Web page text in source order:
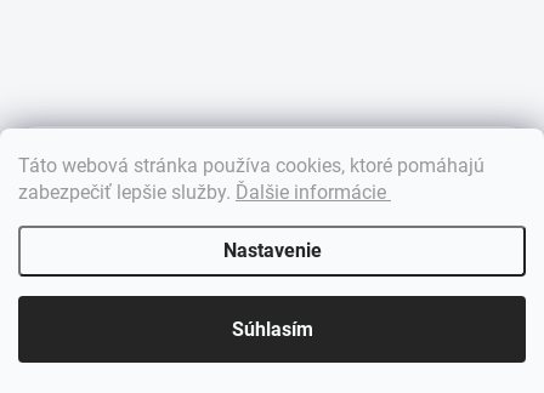
Táto webová stránka používa cookies, ktoré pomáhajú
zabezpečiť lepšie služby. Ďalšie informácie
Nastavenie
Súhlasím
Dobrý deň! 👋 Pomôžem vám nájsť správny diel. Napíšte mi.